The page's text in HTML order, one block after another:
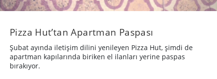
Pizza Hut’tan Apartman Paspası
Şubat ayında iletişim dilini yenileyen Pizza Hut, şimdi de
apartman kapılarında biriken el ilanları yerine paspas
bırakıyor.